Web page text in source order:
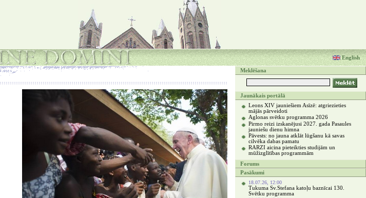
English
Meklēšana
Jaunākais portālā
Leons XIV jauniešiem Asīzē: atgriezieties
mājās pārveidoti
Aglonas svētku programma 2026
Pirmo reizi izskanējusi 2027. gada Pasaules
jauniešu dienu himna
Pāvests: no jauna atklāt lūgšanu kā savas
cilvēka dabas pamatu
RARZI aicina pieteikties studijām un
mūžizglītības programmām
Forums
Pasākumi
18.07.26, 12:00
Tukuma Sv.Stefana katoļu baznīcai 130.
Svētku programma